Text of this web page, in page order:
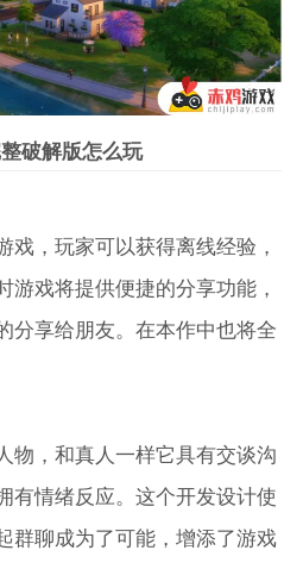
破解版怎么玩
戏，玩家可以获得离线经验，
游戏将提供便捷的分享功能，
分享给朋友。在本作中也将全
物，和真人一样它具有交谈沟
有情绪反应。这个开发设计使
群聊成为了可能，增添了游戏